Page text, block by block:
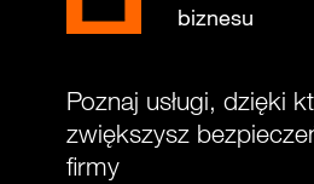
biznesu
Poznaj usługi, dzięki
zwiększysz
firmy